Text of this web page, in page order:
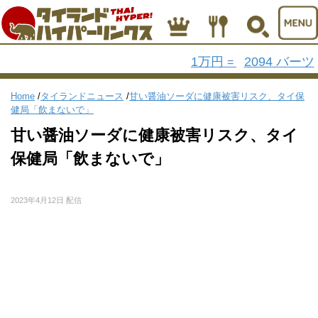
1万円 = 2094 バーツ
Home /タイランドニュース /甘い醤油ソーダに健康被害リスク、タイ保
健局「飲まないで」
甘い醤油ソーダに健康被害リスク、タイ
保健局「飲まないで」
2023年4月12日 配信